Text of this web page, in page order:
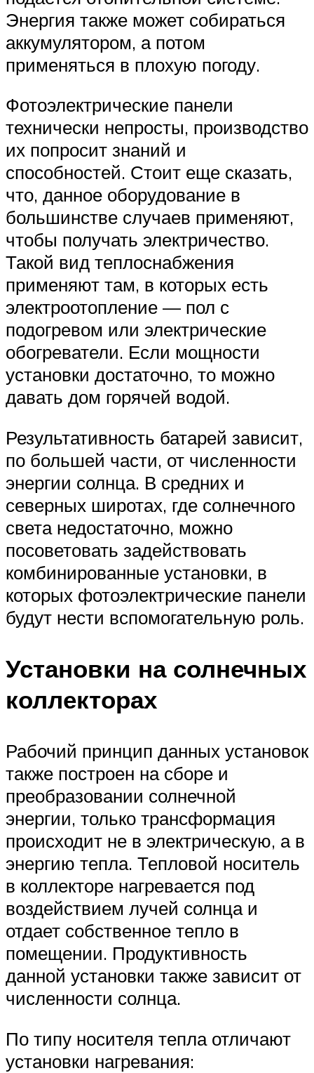
Энергия также может собираться
аккумулятором, а потом
применяться в плохую погоду.
Фотоэлектрические панели
технически непросты, производство
их попросит знаний и
способностей. Стоит еще сказать,
что, данное оборудование в
большинстве случаев применяют,
чтобы получать электричество.
Такой вид теплоснабжения
применяют там, в которых есть
электроотопление — пол с
подогревом или электрические
обогреватели. Если мощности
установки достаточно, то можно
давать дом горячей водой.
Результативность батарей зависит,
по большей части, от численности
энергии солнца. В средних и
северных широтах, где солнечного
света недостаточно, можно
посоветовать задействовать
комбинированные установки, в
которых фотоэлектрические панели
будут нести вспомогательную роль.
Установки на солнечных
коллекторах
Рабочий принцип данных установок
также построен на сборе и
преобразовании солнечной
энергии, только трансформация
происходит не в электрическую, а в
энергию тепла. Тепловой носитель
в коллекторе нагревается под
воздействием лучей солнца и
отдает собственное тепло в
помещении. Продуктивность
данной установки также зависит от
численности солнца.
По типу носителя тепла отличают
установки нагревания: